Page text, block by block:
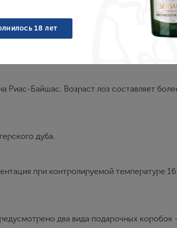
Риас-Байшас. Возраст лоз составляет
дуба.
при контролируемой температуре 16
два вида подарочных коробок
18 лет
Забыли пароль?